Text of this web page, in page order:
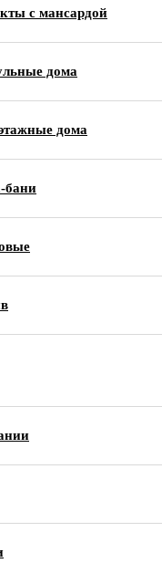
с мансардой
дома
дома
бани